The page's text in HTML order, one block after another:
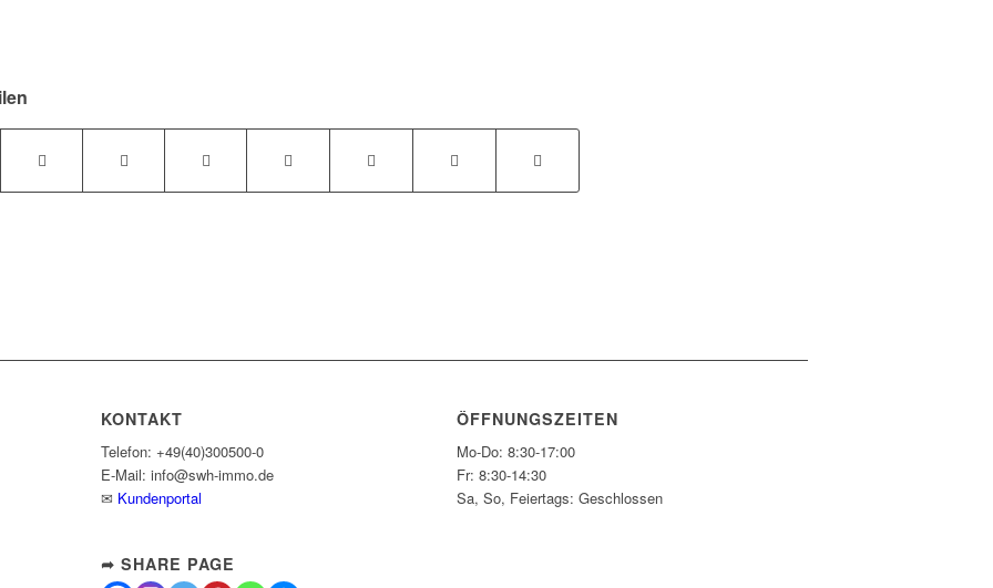
KONTAKT
Telefon: +49(40)300500-0
E-Mail: info@swh-immo.de
✉ Kundenportal
➦ SHARE PAGE
ÖFFNUNGSZEITEN
Mo-Do: 8:30-17:00
Fr: 8:30-14:30
Sa, So, Feiertags: Geschlossen